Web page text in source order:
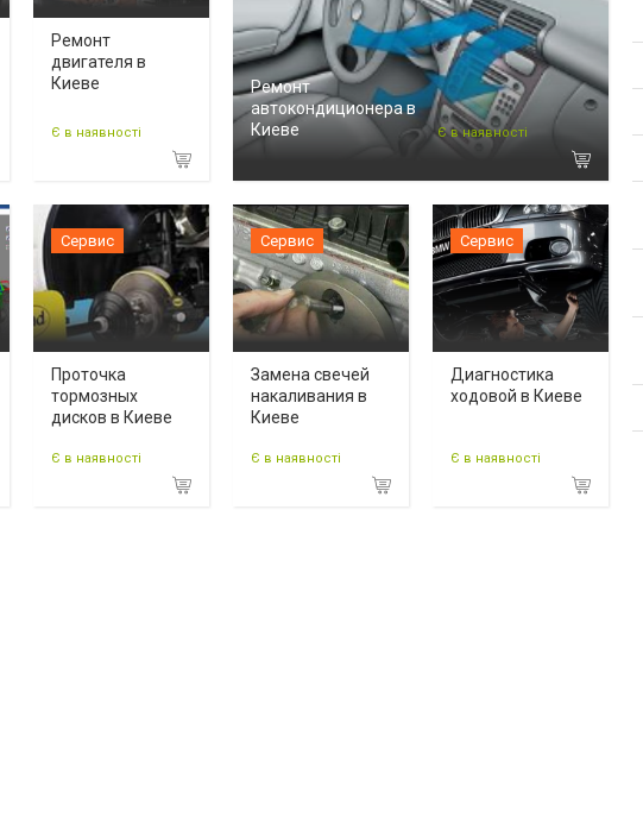
Ремонт
двигателя в
Киеве
Є в наявності
Ремонт
автокондиционера в
Киеве
Є в наявності
Сервис
Проточка
тормозных
дисков в Киеве
Є в наявності
Сервис
Замена свечей
накаливания в
Киеве
Є в наявності
Сервис
Диагностика
ходовой в Киеве
Є в наявності